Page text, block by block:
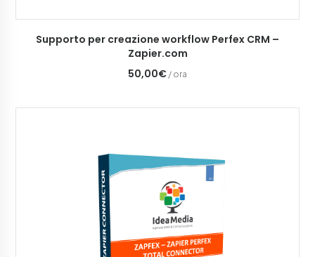
AGGIUNGI AL CARRELLO
Supporto per creazione workflow Perfex CRM –
Zapier.com
50,00€ / ora